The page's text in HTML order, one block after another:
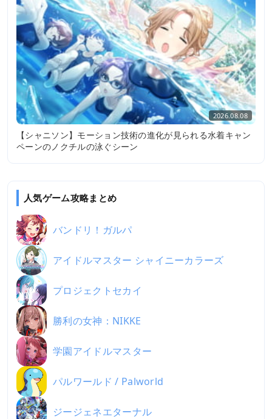
2026.08.08
【シャニソン】モーション技術の進化が見られる水着キャン
ペーンのノクチルの泳ぐシーン
人気ゲーム攻略まとめ
バンドリ！ガルパ
アイドルマスター シャイニーカラーズ
プロジェクトセカイ
勝利の女神：NIKKE
学園アイドルマスター
パルワールド / Palworld
ジージェネエターナル